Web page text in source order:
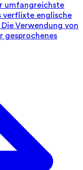
umfangreichste
verflixte englische
Verwendung von
gesprochenes